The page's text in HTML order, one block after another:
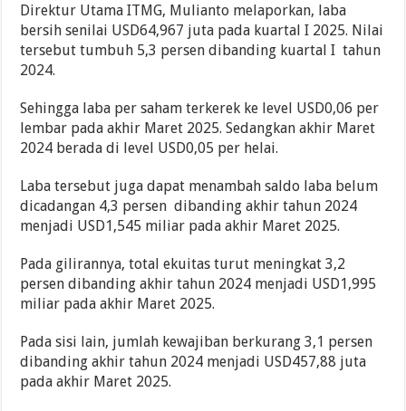
Direktur Utama ITMG, Mulianto melaporkan, laba
bersih senilai USD64,967 juta pada kuartal I 2025. Nilai
tersebut tumbuh 5,3 persen dibanding kuartal I tahun
2024.
Sehingga laba per saham terkerek ke level USD0,06 per
lembar pada akhir Maret 2025. Sedangkan akhir Maret
2024 berada di level USD0,05 per helai.
Laba tersebut juga dapat menambah saldo laba belum
dicadangan 4,3 persen dibanding akhir tahun 2024
menjadi USD1,545 miliar pada akhir Maret 2025.
Pada gilirannya, total ekuitas turut meningkat 3,2
persen dibanding akhir tahun 2024 menjadi USD1,995
miliar pada akhir Maret 2025.
Pada sisi lain, jumlah kewajiban berkurang 3,1 persen
dibanding akhir tahun 2024 menjadi USD457,88 juta
pada akhir Maret 2025.